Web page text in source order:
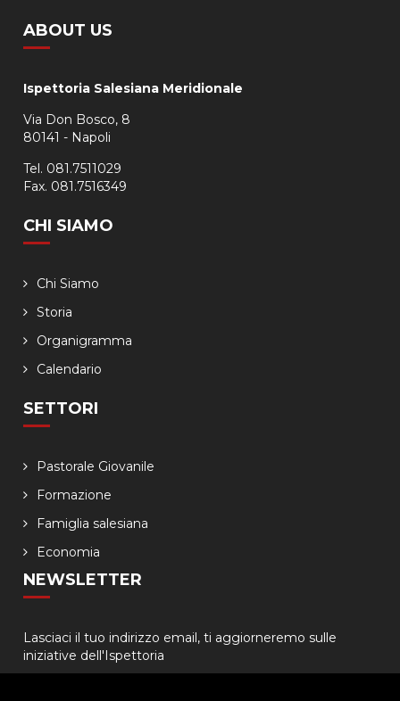
ABOUT US
Ispettoria Salesiana Meridionale
Via Don Bosco, 8
80141 - Napoli
Tel. 081.7511029
Fax. 081.7516349
CHI SIAMO
Chi Siamo
Storia
Organigramma
Calendario
SETTORI
Pastorale Giovanile
Formazione
Famiglia salesiana
Economia
NEWSLETTER
Lasciaci il tuo indirizzo email, ti aggiorneremo sulle
iniziative dell'Ispettoria